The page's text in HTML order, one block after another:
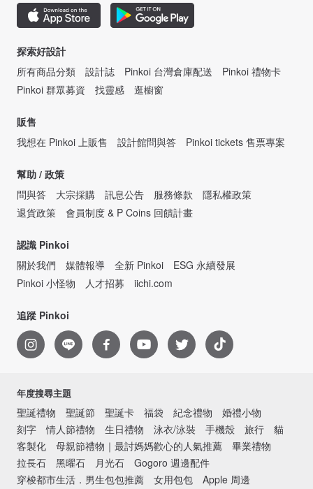
探索好設計
所有商品分類
設計誌 Pinkoi 台灣倉庫配送
Pinkoi 禮物卡
Pinkoi 群眾募資
找靈感 逛櫥窗
販售
我想在 Pinkoi 上販售
設計館問與答 Pinkoi tickets 售票專案
幫助 / 政策
問與答
大宗採購 訊息公告 服務條款
隱私權政策
退貨政策
會員制度 & P Coins 回饋計畫
認識 Pinkoi
關於我們
媒體報導 全新 Pinkoi
ESG 永續發展
Pinkoi 小怪物
人才招募 iichi.com
追蹤 Pinkoi
年度搜尋主題
聖誕禮物 聖誕節 聖誕卡 福袋 紀念禮物
婚禮小物
刻字
情人節禮物 生日禮物 泳衣/泳裝 手機殼 旅行
貓
客製化
母親節禮物｜最討媽媽歡心的人氣推薦
畢業禮物
拉長石
黑曜石 月光石
Gogoro 週邊配件
穿梭都市生活．男生包包推薦
女用包包 Apple 周邊